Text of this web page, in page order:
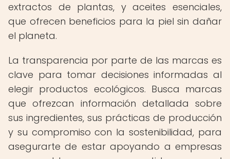
extractos de plantas, y aceites esenciales,
que ofrecen beneficios para la piel sin dañar
el planeta.
La transparencia por parte de las marcas es
clave para tomar decisiones informadas al
elegir productos ecológicos. Busca marcas
que ofrezcan información detallada sobre
sus ingredientes, sus prácticas de producción
y su compromiso con la sostenibilidad, para
asegurarte de estar apoyando a empresas